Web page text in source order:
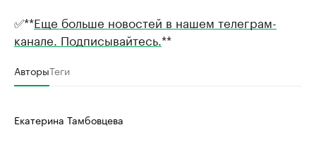
✅**Еще больше новостей в нашем телеграм-
канале. Подписывайтесь. **
АвторыТеги
Екатерина Тамбовцева